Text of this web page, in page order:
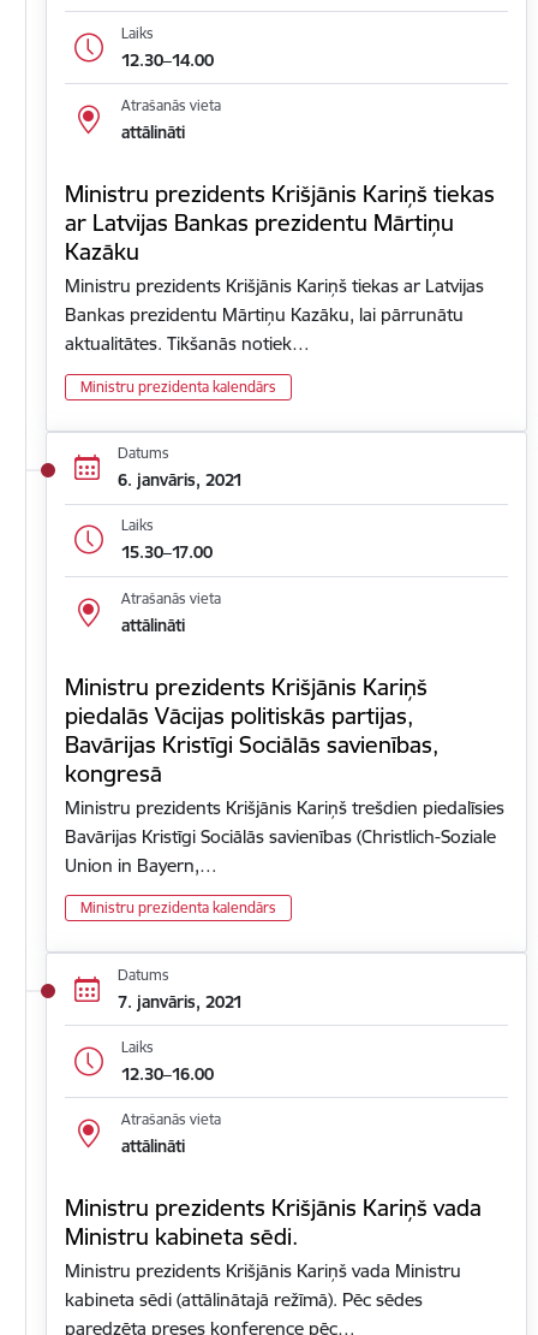
Laiks
12.30–14.00
Atrašanās vieta
attālināti
Ministru prezidents Krišjānis Kariņš tiekas
ar Latvijas Bankas prezidentu Mārtiņu
Kazāku
Ministru prezidents Krišjānis Kariņš tiekas ar Latvijas
Bankas prezidentu Mārtiņu Kazāku, lai pārrunātu
aktualitātes. Tikšanās notiek…
Ministru prezidenta kalendārs
Datums
6. janvāris, 2021
Laiks
15.30–17.00
Atrašanās vieta
attālināti
Ministru prezidents Krišjānis Kariņš
piedalās Vācijas politiskās partijas,
Bavārijas Kristīgi Sociālās savienības,
kongresā
Ministru prezidents Krišjānis Kariņš trešdien piedalīsies
Bavārijas Kristīgi Sociālās savienības (Christlich-Soziale
Union in Bayern,…
Ministru prezidenta kalendārs
Datums
7. janvāris, 2021
Laiks
12.30–16.00
Atrašanās vieta
attālināti
Ministru prezidents Krišjānis Kariņš vada
Ministru kabineta sēdi.
Ministru prezidents Krišjānis Kariņš vada Ministru
kabineta sēdi (attālinātajā režīmā). Pēc sēdes
paredzēta preses konference pēc…